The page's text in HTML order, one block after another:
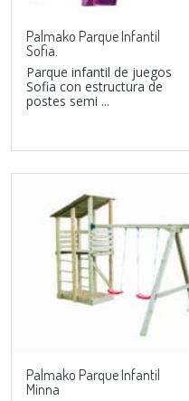
Palmako Parque Infantil
Sofia.
Parque infantil de juegos
Sofia con estructura de
postes semi ...
Palmako Parque Infantil
Minna